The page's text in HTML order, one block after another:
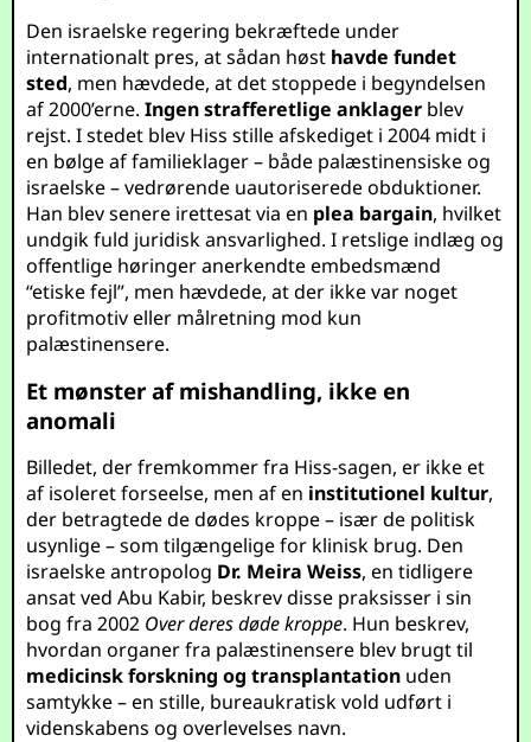
Den israelske regering bekræftede under
internationalt pres, at sådan høst havde fundet
sted, men hævdede, at det stoppede i begyndelsen
af 2000’erne.Ingen strafferetlige anklager blev
rejst. I stedet blev Hiss stille afskediget i 2004 midt i
en bølge af familieklager – både palæstinensiske og
israelske – vedrørende uautoriserede obduktioner.
Han blev senere irettesat via en plea bargain, hvilket
undgik fuld juridisk ansvarlighed. I retslige indlæg og
offentlige høringer anerkendte embedsmænd
“etiske fejl”, men hævdede, at der ikke var noget
profitmotiv eller målretning mod kun
palæstinensere.
Et mønster af mishandling, ikke en
anomali
Billedet, der fremkommer fra Hiss-sagen, er ikke et
af isoleret forseelse, men af en institutionel kultur,
der betragtede de dødes kroppe – især de politisk
usynlige – som tilgængelige for klinisk brug. Den
israelske antropolog Dr. Meira Weiss, en tidligere
ansat ved Abu Kabir, beskrev disse praksisser i sin
bog fra 2002 Over deres døde kroppe. Hun beskrev,
hvordan organer fra palæstinensere blev brugt til
medicinsk forskning og transplantation uden
samtykke – en stille, bureaukratisk vold udført i
videnskabens og overlevelses navn.